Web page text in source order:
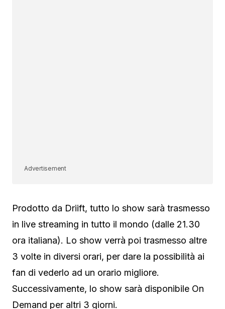
Advertisement
Prodotto da Driift, tutto lo show sarà trasmesso
in live streaming in tutto il mondo (dalle 21.30
ora italiana). Lo show verrà poi trasmesso altre
3 volte in diversi orari, per dare la possibilità ai
fan di vederlo ad un orario migliore.
Successivamente, lo show sarà disponibile On
Demand per altri 3 giorni.